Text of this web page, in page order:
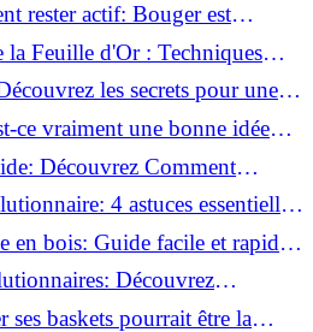
rester actif: Bouger est
Feuille d'Or : Techniques
Réussir!les secrets pour une
ce vraiment une bonne idée
Découvrez Comment
de Béton Cellulaire!
4 astuces essentielles
bien-être!
en bois: Guide facile et rapide
Découvrez
verticales transforment la
ses baskets pourrait être la